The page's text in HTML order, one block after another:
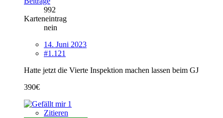
992
Karteneintrag
nein
14. Juni 2023
#1.121
Hatte jetzt die Vierte Inspektion machen lassen beim GJ
390€
1
Zitieren